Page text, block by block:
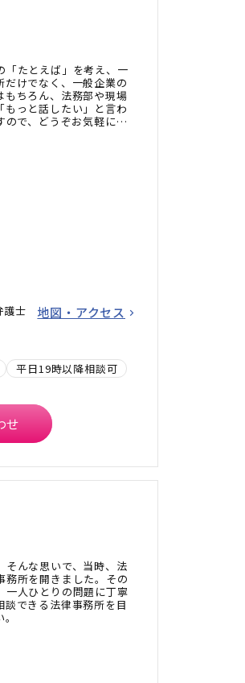
「たとえば」を考え、一
けでなく、一般企業の
もちろん、法務部や現場
っと話したい」と言わ
ので、どうぞお気軽にご
護士
地図・アクセス
平日19時以降相談可
せ
そんな思いで、当時、法
務所を開きました。その
一人ひとりの問題に丁寧
できる法律事務所を目